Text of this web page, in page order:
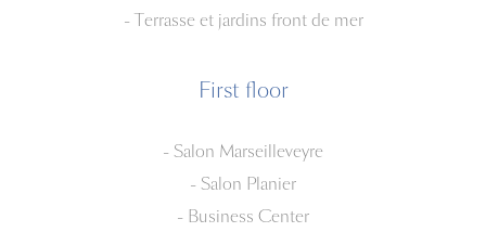
- Terrasse et jardins front de mer
First floor
- Salon Marseilleveyre
- Salon Planier
- Business Center